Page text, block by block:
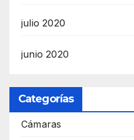
julio 2020
junio 2020
Categorías
Cámaras